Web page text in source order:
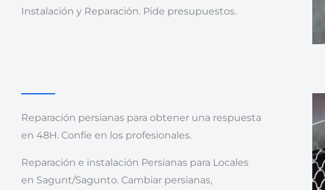
Instalación y Reparación. Pide presupuestos.
Reparación persianas para obtener una respuesta
en 48H. Confíe en los profesionales.
Reparación e instalación Persianas para Locales
en Sagunt/Sagunto. Cambiar persianas,